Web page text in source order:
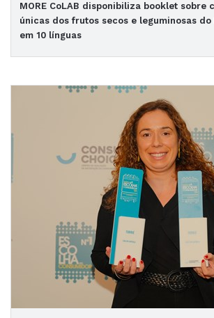
MORE CoLAB disponibiliza booklet sobre
únicas dos frutos secos e leguminosas
em 10 línguas